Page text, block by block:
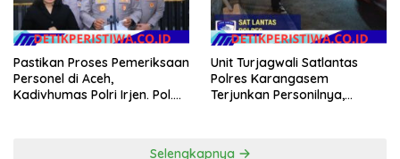
Pastikan Proses Pemeriksaan
Personel di Aceh,
Kadivhumas Polri Irjen. Pol.
Unit Turjagwali Satlantas
Polres Karangasem
Terjunkan Personilnya,
Selengkapnya